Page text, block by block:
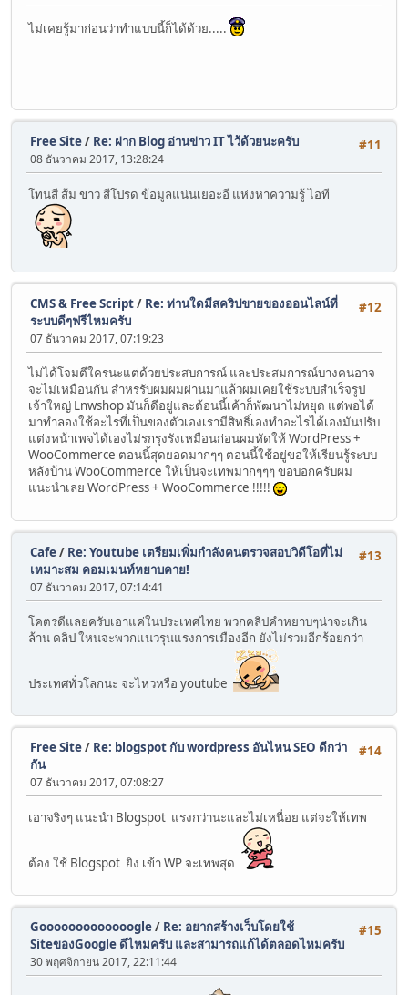
ไม่เคยรู้มาก่อนว่าทำแบบนี้ก็ได้ด้วย.....
#11
Free Site/ Re: ฝาก Blog อ่านข่าว IT ไว้ด้วยนะครับ
08 ธันวาคม 2017, 13:28:24
โทนสี ส้ม ขาว สีโปรด ข้อมูลแน่นเยอะอี แห่งหาความรู้ ไอที
#12
CMS & Free Script/ Re: ท่านใดมีสคริปขายของออนไลน์ที่
ระบบดีๆฟรีไหมครับ
07 ธันวาคม 2017, 07:19:23
ไม่ได้โจมตีใครนะแต่ด้วยประสบการณ์ และประสมการณ์บางคนอาจ
จะไม่เหมือนกัน สำหรรับผมผมผ่านมาแล้วผมเคยใช้ระบบสำเร็จรูป
เจ้าใหญ่ Lnwshop มันก็ดีอยู่และต้อนนี้เค้าก็พัฒนาไม่หยุด แต่พอได้
มาทำลองใช้อะไรที่เป็นของตัวเองเรามีสิทธิ์เองทำอะไรได้เองมันปรับ
แต่งหน้าเพจได้เองไม่รกรุงรังเหมือนก่อนผมหัดให้ WordPress +
WooCommerce ตอนนี้สุดยอดมากๆๆ ตอนนี้ใช้อยู่ขอให้เรียนรู้ระบบ
หลังบ้าน WooCommerce ให้เป็นจะเทพมากๆๆๆ ขอบอกครับผม
แนะนำเลย WordPress + WooCommerce !!!!!
#13
Cafe/ Re: Youtube เตรียมเพิ่มกำลังคนตรวจสอบวิดีโอที่ไม่
เหมาะสม คอมเมนท์หยาบคาย!
07 ธันวาคม 2017, 07:14:41
โคตรดีแลยครับเอาแค่ในประเทศไทย พวกคลิปคำหยาบๆน่าจะเกิน
ล้าน คลิป ใหนจะพวกแนวรุนแรงการเมืองอีก ยังไม่รวมอีกร้อยกว่า
ประเทศทั่วโลกนะ จะไหวหรือ youtube
#14
Free Site/ Re: blogspot กับ wordpress อันไหน SEO ดีกว่า
กัน
07 ธันวาคม 2017, 07:08:27
เอาจริงๆ แนะนำ Blogspot แรงกว่านะและไม่เหนื่อย แต่จะให้เทพ
ต้อง ใช้ Blogspot ยิง เข้า WP จะเทพสุด
#15
Gooooooooooooogle/ Re: อยากสร้างเว็บโดยใช้
SiteของGoogle ดีไหมครับ และสามารถแก้ได้ตลอดไหมครับ
30 พฤศจิกายน 2017, 22:11:44